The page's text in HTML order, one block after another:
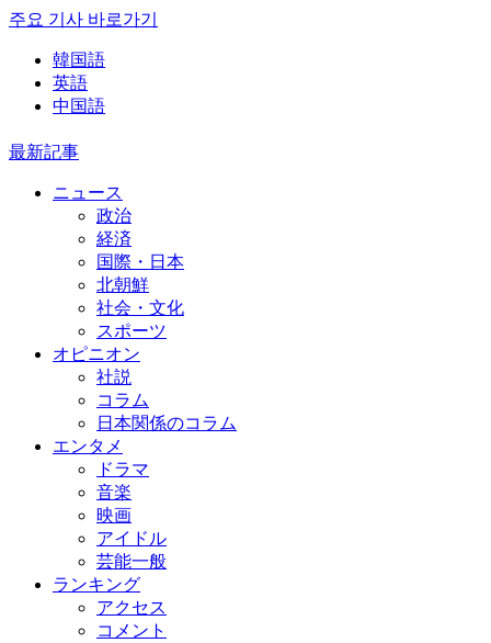
주요 기사 바로가기
韓国語
英語
中国語
最新記事
ニュース
政治
経済
国際・日本
北朝鮮
社会・文化
スポーツ
オピニオン
社説
コラム
日本関係のコラム
エンタメ
ドラマ
音楽
映画
アイドル
芸能一般
ランキング
アクセス
コメント